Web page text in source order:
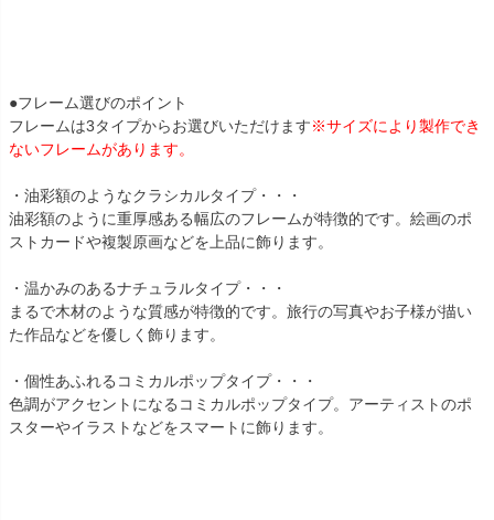
●フレーム選びのポイント
フレームは3タイプからお選びいただけます※サイズにより製作でき
ないフレームがあります。
・油彩額のようなクラシカルタイプ・・・
油彩額のように重厚感ある幅広のフレームが特徴的です。絵画のポ
ストカードや複製原画などを上品に飾ります。
・温かみのあるナチュラルタイプ・・・
まるで木材のような質感が特徴的です。旅行の写真やお子様が描い
た作品などを優しく飾ります。
・個性あふれるコミカルポップタイプ・・・
色調がアクセントになるコミカルポップタイプ。アーティストのポ
スターやイラストなどをスマートに飾ります。